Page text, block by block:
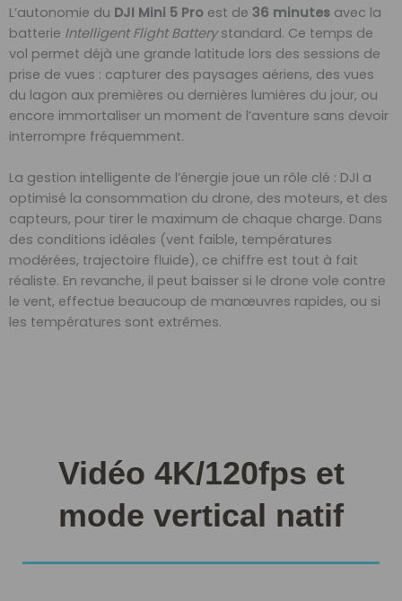
L’autonomie du DJI Mini 5 Pro est de 36 minutes avec la
batterie Intelligent Flight Batterystandard. Ce temps de
vol permet déjà une grande latitude lors des sessions de
prise de vues : capturer des paysages aériens, des vues
du lagon aux premières ou dernières lumières du jour, ou
encore immortaliser un moment de l’aventure sans devoir
interrompre fréquemment.
La gestion intelligente de l’énergie joue un rôle clé : DJI a
optimisé la consommation du drone, des moteurs, et des
capteurs, pour tirer le maximum de chaque charge. Dans
des conditions idéales (vent faible, températures
modérées, trajectoire fluide), ce chiffre est tout à fait
réaliste. En revanche, il peut baisser si le drone vole contre
le vent, effectue beaucoup de manœuvres rapides, ou si
les températures sont extrêmes.
Vidéo 4K/120fps et
mode vertical natif